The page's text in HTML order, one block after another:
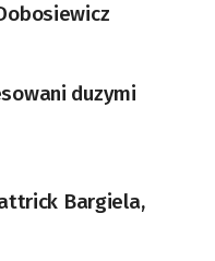
duzymi
Bargiela,